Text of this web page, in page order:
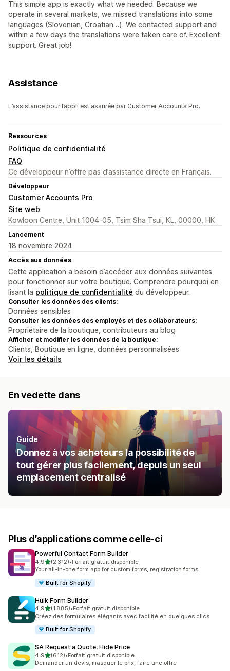
This simple app is exactly what we needed. Because we
operate in several markets, we missed translations into some
languages (Slovenian, Croatian…). We contacted support and
within a few days the translations were taken care of. Excellent
support. Great job!
Assistance
L’assistance pour l’appli est assurée par Customer Accounts Pro.
Ressources
Politique de confidentialité
FAQ
Ce développeur n’offre pas d’assistance directe en Français.
Développeur
Customer Accounts Pro
Site web
Kowloon Centre, Unit 1004-05, Tsim Sha Tsui, KL, 00000, HK
Lancement
18 novembre 2024
Accès aux données
Cette application a besoin d’accéder aux données suivantes
pour fonctionner sur votre boutique. Comprendre pourquoi en
lisant la politique de confidentialité du développeur.
Consulter les données des clients:
Données sensibles
Consulter les données des employés et des collaborateurs:
Propriétaire de la boutique, contributeurs au blog
Afficher et modifier les données de la boutique:
Clients, Boutique en ligne, données personnalisées
Voir les détails
En vedette dans
Guide
Donnez à vos acheteurs la possibilité de
tout gérer plus facilement, depuis un seul
emplacement centralisé
Plus d’applications comme celle-ci
Powerful Contact Form Builder
4,9étoile(s) sur 5
(2 312)
2312 avis au total
•Forfait gratuit disponible
Your all-in-one form app for custom forms, registration forms
Built for Shopify
Hulk Form Builder
4,9étoile(s) sur 5
(1 885)
1885 avis au total
•Forfait gratuit disponible
Créez des formulaires élégants avec facilité en quelques clics
Built for Shopify
SA Request a Quote, Hide Price
4,9étoile(s) sur 5
(612)
612 avis au total
•Forfait gratuit disponible
Demander un devis, masquer le prix, faire une offre